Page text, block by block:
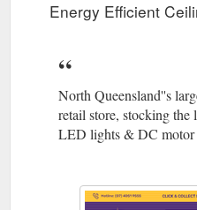
Energy Efficient
North Queensland''s
retail store, stocking the
LED lights & DC motor